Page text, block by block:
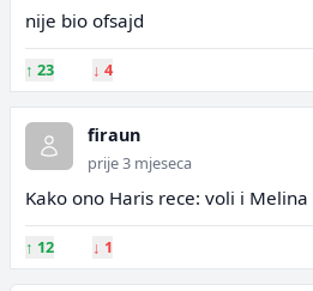
nije bio ofsajd
↑ 23 ↓ 4
firaun
prije 3 mjeseca
Kako ono Haris rece: voli i
↑ 12 ↓ 1